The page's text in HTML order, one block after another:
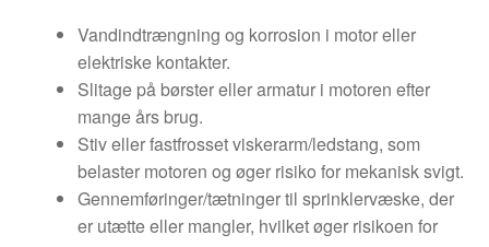
Vandindtrængning og korrosion i motor eller
elektriske kontakter.
Slitage på børster eller armatur i motoren efter
mange års brug.
Stiv eller fastfrosset viskerarm/ledstang, som
belaster motoren og øger risiko for mekanisk svigt.
Gennemføringer/tætninger til sprinklervæske, der
er utætte eller mangler, hvilket øger risikoen for